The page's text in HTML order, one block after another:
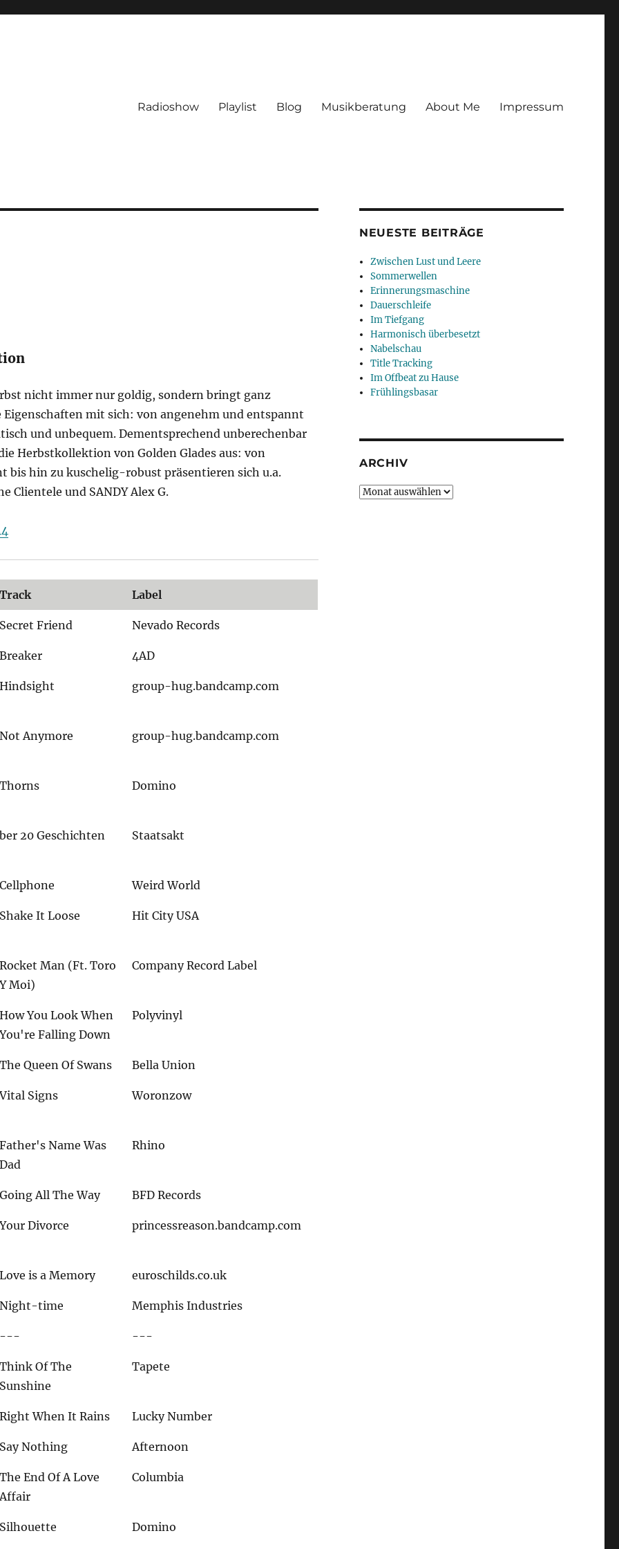
Radioshow Playlist Blog Musikberatung About Me Impressum
nicht immer nur goldig, sondern bringt ganz
mit sich: von angenehm und entspannt
und unbequem. Dementsprechend unberechenbar
Herbstkollektion von Golden Glades aus: von
bis hin zu kuschelig-robust präsentieren sich u.a.
Clientele und SANDY Alex G.
Track Label
Secret Friend Nevado Records
Breaker 4AD
Hindsight group-hug.bandcamp.com
Not Anymore group-hug.bandcamp.com
Thorns Domino
ber 20 Geschichten Staatsakt
Cellphone Weird World
Shake It Loose Hit City USA
Rocket Man (Ft. Toro
Y Moi)
Company Record Label
How You Look When
You're Falling Down
Polyvinyl
The Queen Of Swans Bella Union
Vital Signs Woronzow
Father's Name Was
Dad
Rhino
Going All The Way BFD Records
Your Divorce princessreason.bandcamp.com
Love is a Memory euroschilds.co.uk
Night-time Memphis Industries
--- ---
Think Of The
Sunshine
Tapete
Right When It Rains Lucky Number
Say Nothing Afternoon
The End Of A Love
Affair
Columbia
Silhouette Domino
NEUESTE BEITRÄGE
Zwischen Lust und Leere
Sommerwellen
Erinnerungsmaschine
Dauerschleife
Im Tiefgang
Harmonisch überbesetzt
Nabelschau
Title Tracking
Im Offbeat zu Hause
Frühlingsbasar
ARCHIV
Archiv